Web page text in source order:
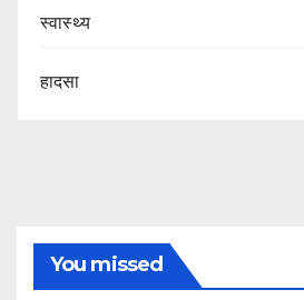
स्वास्थ्य
हादसा
You missed